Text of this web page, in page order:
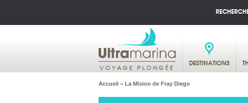
VOYAGE PLONGÉE DESTINATIONS
Accueil > La Mision de Fray Diego